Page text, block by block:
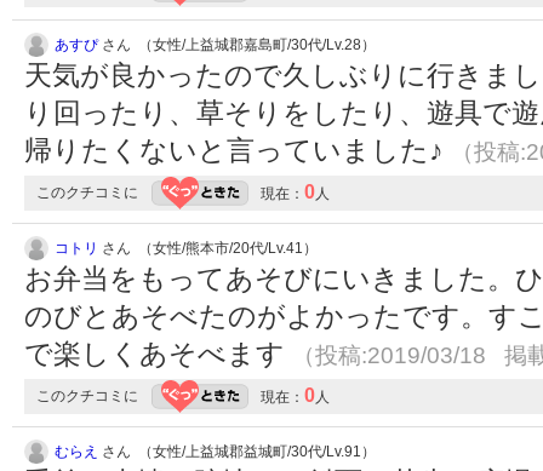
あすぴさん （女性/上益城郡嘉島町/30代/Lv.28）
天気が良かったので久しぶりに行きま
り回ったり、草そりをしたり、遊具で
帰りたくないと言っていました♪
（投稿
このクチコミに 現在： 0人
コトリ さん （女性/熊本市/20代/Lv.41）
お弁当をもってあそびにいきました。
のびとあそべたのがよかったです。す
で楽しくあそべます
（投稿:2019/03/18 掲
このクチコミに 現在： 0人
むらえ さん （女性/上益城郡益城町/30代/Lv.91）